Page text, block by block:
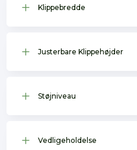
L Klippebredde
L Justerbare Klippehøjder
L Støjniveau
L Vedligeholdelse